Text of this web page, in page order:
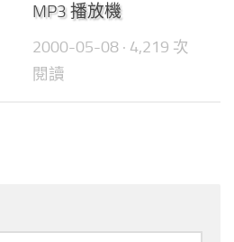
MP3 播放機
2000-05-08 · 4,219 次
閱讀